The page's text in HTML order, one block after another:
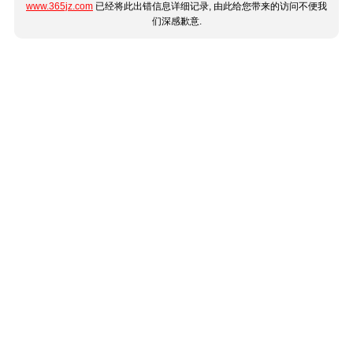
www.365jz.com 已经将此出错信息详细记录, 由此给您带来的访问不便我
们深感歉意.